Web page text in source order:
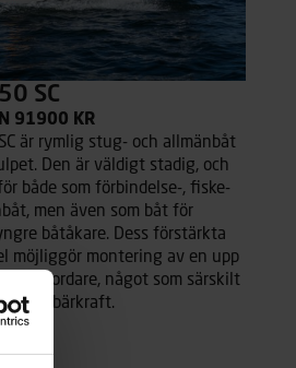
SC
91900 KR
är rymlig stug- och allmänbåt
Den är väldigt stadig, och
både som förbindelse-, fiske-
men även som båt för
båtåkare. Dess förstärkta
möjliggör montering av en upp
utombordare, något som särskilt
bärkraft.